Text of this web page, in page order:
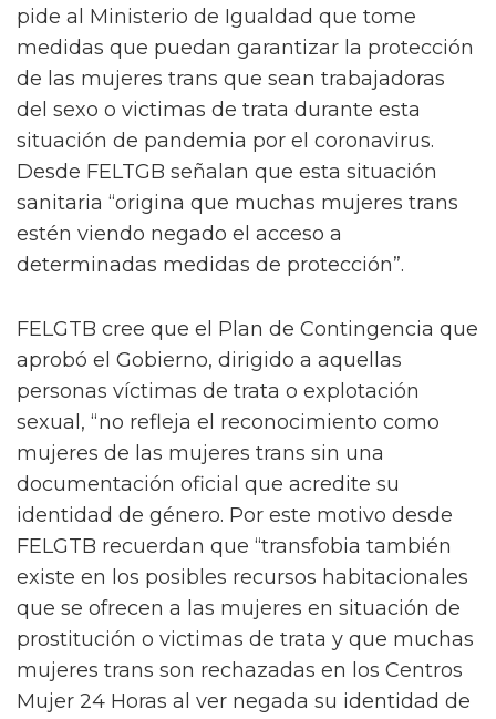
pide al Ministerio de Igualdad que tome
medidas que puedan garantizar la protección
de las mujeres trans que sean trabajadoras
del sexo o victimas de trata durante esta
situación de pandemia por el coronavirus.
Desde FELTGB señalan que esta situación
sanitaria “origina que muchas mujeres trans
estén viendo negado el acceso a
determinadas medidas de protección”.
FELGTB cree que el Plan de Contingencia que
aprobó el Gobierno, dirigido a aquellas
personas víctimas de trata o explotación
sexual, “no refleja el reconocimiento como
mujeres de las mujeres trans sin una
documentación oficial que acredite su
identidad de género. Por este motivo desde
FELGTB recuerdan que “transfobia también
existe en los posibles recursos habitacionales
que se ofrecen a las mujeres en situación de
prostitución o victimas de trata y que muchas
mujeres trans son rechazadas en los Centros
Mujer 24 Horas al ver negada su identidad de